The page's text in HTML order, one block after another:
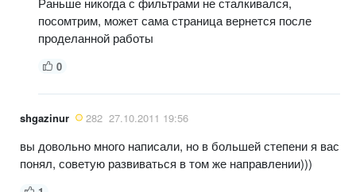
посомтрим, может сама страница вернется после
проделанной работы
0
shgazinur 282 27.10.2011 19:56
вы довольно много написали, но в большей степени я вас
понял, советую развиваться в том же направлении)))